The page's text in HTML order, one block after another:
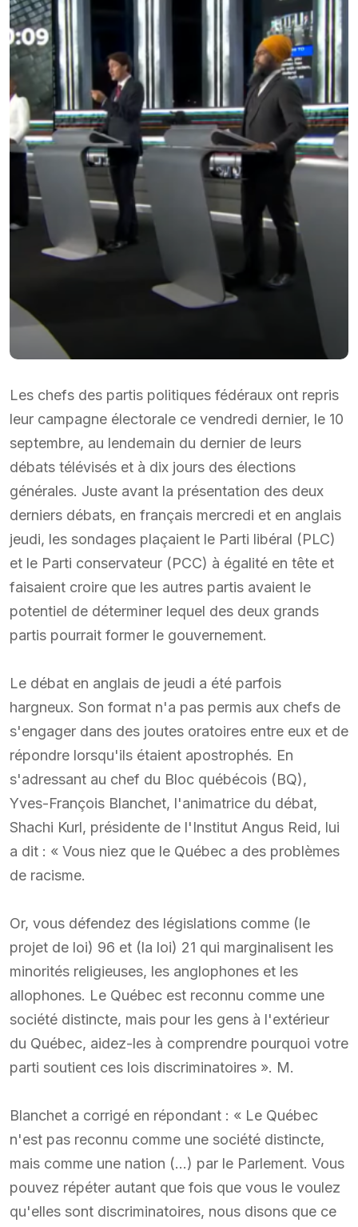
Les chefs des partis politiques fédéraux ont repris
leur campagne électorale ce vendredi dernier, le 10
septembre, au lendemain du dernier de leurs
débats télévisés et à dix jours des élections
générales. Juste avant la présentation des deux
derniers débats, en français mercredi et en anglais
jeudi, les sondages plaçaient le Parti libéral (PLC)
et le Parti conservateur (PCC) à égalité en tête et
faisaient croire que les autres partis avaient le
potentiel de déterminer lequel des deux grands
partis pourrait former le gouvernement.
Le débat en anglais de jeudi a été parfois
hargneux. Son format n'a pas permis aux chefs de
s'engager dans des joutes oratoires entre eux et de
répondre lorsqu'ils étaient apostrophés. En
s'adressant au chef du Bloc québécois (BQ),
Yves-François Blanchet, l'animatrice du débat,
Shachi Kurl, présidente de l'Institut Angus Reid, lui
a dit : « Vous niez que le Québec a des problèmes
de racisme.
Or, vous défendez des législations comme (le
projet de loi) 96 et (la loi) 21 qui marginalisent les
minorités religieuses, les anglophones et les
allophones. Le Québec est reconnu comme une
société distincte, mais pour les gens à l'extérieur
du Québec, aidez-les à comprendre pourquoi votre
parti soutient ces lois discriminatoires ». M.
Blanchet a corrigé en répondant : « Le Québec
n'est pas reconnu comme une société distincte,
mais comme une nation (…) par le Parlement. Vous
pouvez répéter autant que fois que vous le voulez
qu'elles sont discriminatoires, nous disons que ce